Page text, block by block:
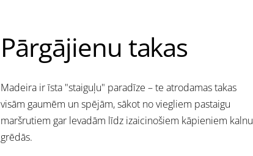
Pārgājienu takas
Madeira ir īsta "staiguļu" paradīze – te atrodamas takas
visām gaumēm un spējām, sākot no viegliem pastaigu
maršrutiem gar levadām līdz izaicinošiem kāpieniem kalnu
grēdās.